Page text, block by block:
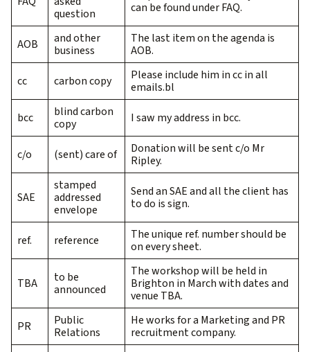
question
can be found under FAQ.
AOB
and other
business
The last item on the agenda is
AOB.
cc
carbon copy
Please include him in cc in all
emails.bl
bcc
blind carbon
copy
I saw my address in bcc.
c/o (sent) care of
Donation will be sent c/o Mr
Ripley.
SAE
stamped
addressed
envelope
Send an SAE and all the client has
to do is sign.
ref. reference
The unique ref. number should be
on every sheet.
TBA
to be
announced
The workshop will be held in
Brighton in March with dates and
venue TBA.
PR
Public
Relations
He works for a Marketing and PR
recruitment company.